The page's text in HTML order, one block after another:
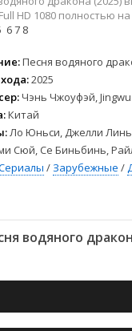
HD 1080 полностью
67 8
Песня водяного
2025
Чэнь Чжоуфэй,
Китай
Ло Юньси, Джелли
Сюй, Се Биньбинь,
/ Зарубежные /
водяного